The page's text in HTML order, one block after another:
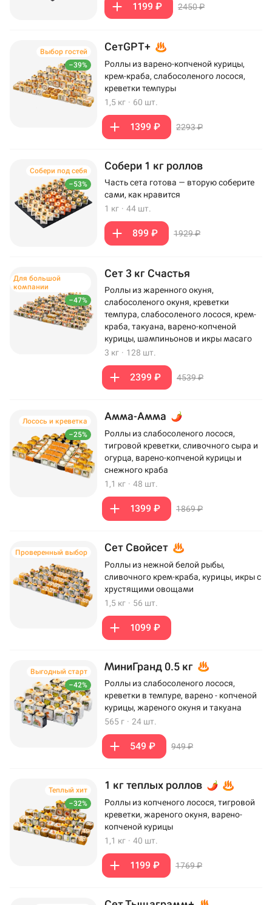
1199 ₽ 2450 ₽
–39%
Выбор гостей СетGPT+
Роллы из варено-копченой курицы,
крем-краба, слабосоленого лосося,
креветки темпуры
1,5 кг · 60 шт.
1399 ₽ 2293 ₽
–53%
Собери под себя Собери 1 кг роллов
Часть сета готова — вторую соберите
сами, как нравится
1 кг · 44 шт.
899 ₽ 1929 ₽
–47%
Для большой
компании
Сет 3 кг Счастья
Роллы из жаренного окуня,
слабосоленого окуня, креветки
темпура, слабосоленого лосося, крем-
краба, такуана, варено-копченой
курицы, шампиньонов и икры масаго
3 кг · 128 шт.
2399 ₽ 4539 ₽
–25%
Лосось и креветка Амма-Амма
Роллы из слабосоленого лосося,
тигровой креветки, сливочного сыра и
огурца, варено-копченой курицы и
снежного краба
1,1 кг · 48 шт.
1399 ₽ 1869 ₽
Проверенный выбор Сет Свойсет
Роллы из нежной белой рыбы,
сливочного крем-краба, курицы, икры с
хрустящими овощами
1,5 кг · 56 шт.
1099 ₽
–42%
Выгодный старт МиниГранд 0.5 кг
Роллы из слабосоленого лосося,
креветки в темпуре, варено - копченой
курицы, жареного окуня и такуана
565 г · 24 шт.
549 ₽ 949 ₽
–32%
Теплый хит 1 кг теплых роллов
Роллы из копченого лосося, тигровой
креветки, жареного окуня, варено-
копченой курицы
1,1 кг · 40 шт.
1199 ₽ 1769 ₽